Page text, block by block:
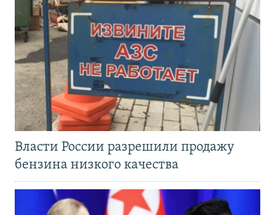
Власти России разрешили продажу
бензина низкого качества